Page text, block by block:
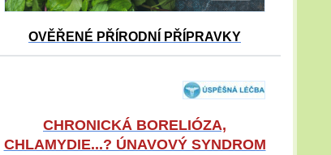
OVĚŘENÉ PŘÍRODNÍ PŘÍPRAVKY
CHRONICKÁ BORELIÓZA,
CHLAMYDIE...? ÚNAVOVÝ SYNDROM